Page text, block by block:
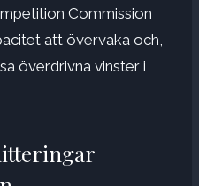
Commission
att övervaka och,
överdrivna vinster i